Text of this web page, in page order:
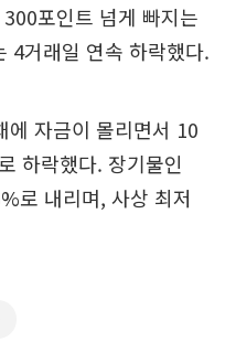
포인트 넘게 빠지는
4거래일 연속 하락했다.
에 자금이 몰리면서 10
하락했다. 장기물인
로 내리며, 사상 최저